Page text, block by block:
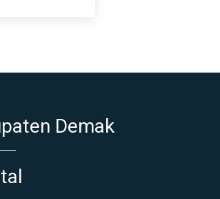
Demak